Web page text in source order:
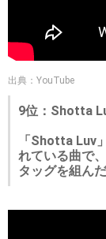
出典：YouTube
9位：Shotta
「Shotta Luv
れている曲で
タッグを組ん